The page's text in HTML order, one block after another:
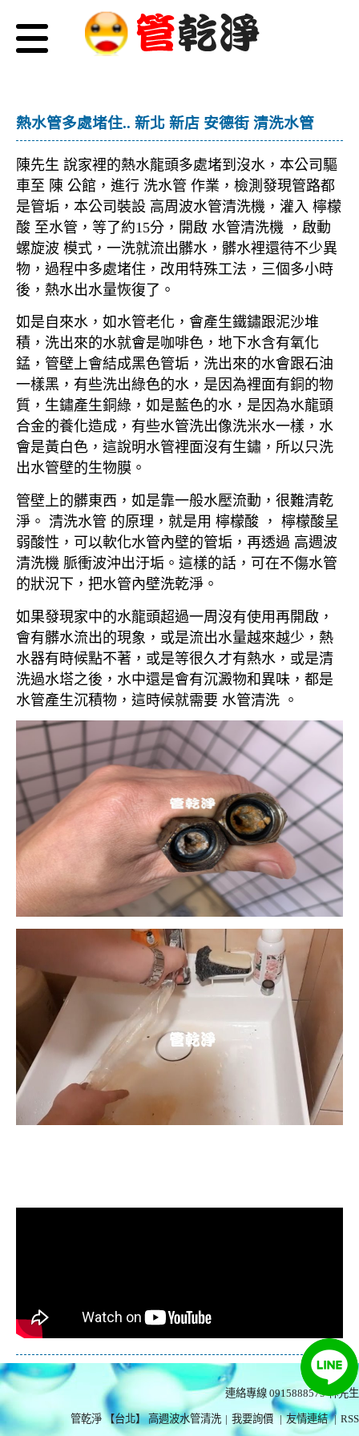
熱水管多處堵住.. 新北 新店 安德街 清洗水管
陳先生 說家裡的熱水龍頭多處堵到沒水，本公司驅
車至 陳 公館，進行 洗水管 作業，檢測發現管路都
是管垢，本公司裝設 高周波水管清洗機，灌入 檸檬
酸 至水管，等了約15分，開啟 水管清洗機 ，啟動
螺旋波 模式，一洗就流出髒水，髒水裡還待不少異
物，過程中多處堵住，改用特殊工法，三個多小時
後，熱水出水量恢復了。
如是自來水，如水管老化，會產生鐵鏽跟泥沙堆
積，洗出來的水就會是咖啡色，地下水含有氧化
錳，管壁上會結成黑色管垢，洗出來的水會跟石油
一樣黑，有些洗出綠色的水，是因為裡面有銅的物
質，生鏽產生銅綠，如是藍色的水，是因為水龍頭
合金的養化造成，有些水管洗出像洗米水一樣，水
會是黃白色，這說明水管裡面沒有生鏽，所以只洗
出水管壁的生物膜。
管壁上的髒東西，如是靠一般水壓流動，很難清乾
淨。 清洗水管 的原理，就是用 檸檬酸 ， 檸檬酸呈
弱酸性，可以軟化水管內壁的管垢，再透過 高週波
清洗機 脈衝波沖出汙垢。這樣的話，可在不傷水管
的狀況下，把水管內壁洗乾淨。
如果發現家中的水龍頭超過一周沒有使用再開啟，
會有髒水流出的現象，或是流出水量越來越少，熱
水器有時候點不著，或是等很久才有熱水，或是清
洗過水塔之後，水中還是會有沉澱物和異味，都是
水管產生沉積物，這時候就需要 水管清洗 。
連絡專線 0915888575 林先生
管乾淨 【台北】 高週波水管清洗 | 我要詢價 | 友情連結 | RSS